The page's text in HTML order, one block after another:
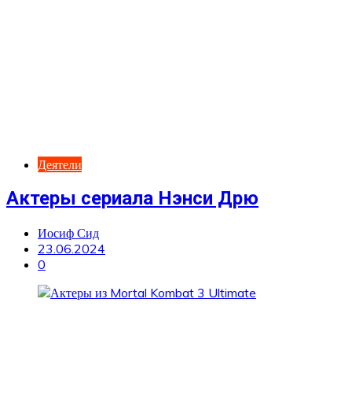
Деятели
Актеры сериала Нэнси Дрю
Иосиф Сид
23.06.2024
0